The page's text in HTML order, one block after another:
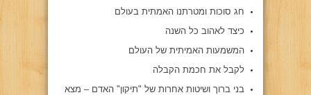
חג סוכות ומטרתנו האמתית בעולם
כיצד לאהוב כל השנה
המשמעות האמיתית של העולם
לקבל את חכמת הקבלה
בני ברוך ושיטות אחרות של "תיקון" האדם – מצא